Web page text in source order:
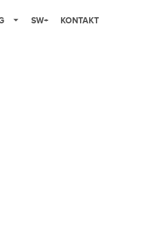
SW+ KONTAKT